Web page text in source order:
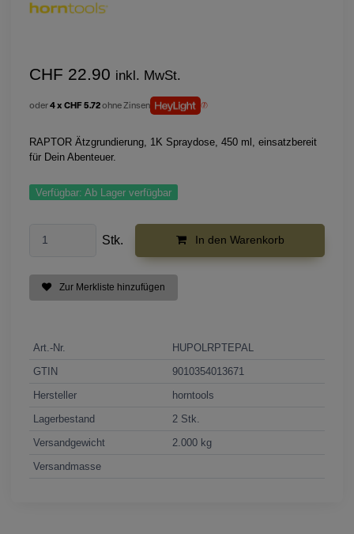
CHF 22.90 inkl. MwSt.
oder4 x CHF 5.72ohne Zinsen
RAPTOR Ätzgrundierung, 1K Spraydose, 450 ml, einsatzbereit
für Dein Abenteuer.
Verfügbar: Ab Lager verfügbar
Stk. In den Warenkorb
Zur Merkliste hinzufügen
Art.-Nr.
HUPOLRPTEPAL
GTIN
9010354013671
Hersteller
horntools
Lagerbestand
2 Stk.
Versandgewicht
2.000 kg
Versandmasse